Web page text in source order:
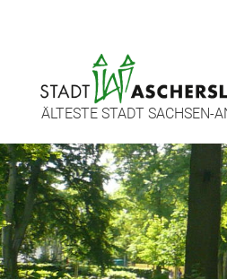
ÄLTESTE STADT SACHSEN-